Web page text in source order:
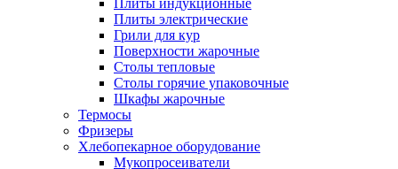
Плиты электрические
Грили для кур
Поверхности жарочные
Столы тепловые
Столы горячие упаковочные
Шкафы жарочные
Термосы
Фризеры
Хлебопекарное оборудование
Мукопросеиватели